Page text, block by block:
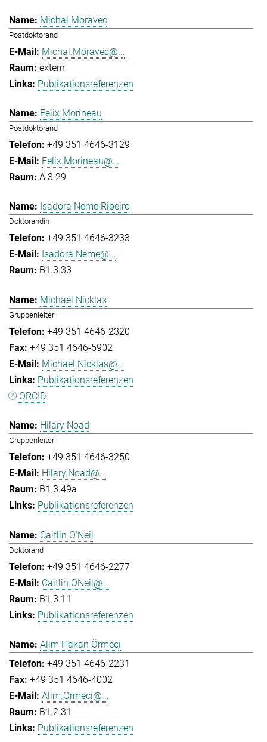
Michal Moravec
Postdoktorand
Michal.Moravec@...
extern
Publikationsreferenzen
Felix Morineau
Postdoktorand
+49 351 4646-3129
Felix.Morineau@...
A.3.29
Isadora Neme Ribeiro
Doktorandin
+49 351 4646-3233
Isadora.Neme@...
B1.3.33
Michael Nicklas
Gruppenleiter
+49 351 4646-2320
+49 351 4646-5902
Michael.Nicklas@...
Publikationsreferenzen
ORCID
Hilary Noad
Gruppenleiter
+49 351 4646-3250
Hilary.Noad@...
B1.3.49a
Publikationsreferenzen
Caitlin O'Neil
Doktorand
+49 351 4646-2277
Caitlin.ONeil@...
B1.3.11
Publikationsreferenzen
Alim Hakan Örmeci
+49 351 4646-2231
+49 351 4646-4002
Alim.Ormeci@...
B1.2.31
Publikationsreferenzen